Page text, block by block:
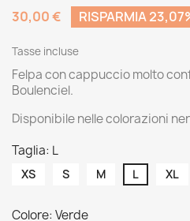
30,00 €
RISPARMIA
Tasse incluse
Felpa con cappuccio molto
Boulenciel.
Disponibile nelle colorazioni
Taglia: L
XS S M L XL
Colore: Verde